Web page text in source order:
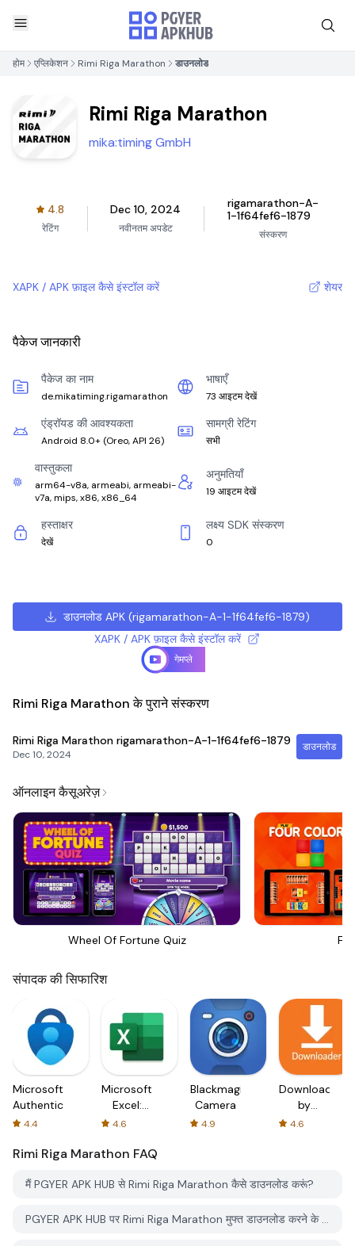
होम एप्लिकेशन Rimi Riga Marathon डाउनलोड
Rimi Riga Marathon
mika:timing GmbH
4.8
रेटिंग
Dec 10, 2024
नवीनतम अपडेट
rigamarathon-A-
1-1f64fef6-1879
संस्करण
XAPK / APK फ़ाइल कैसे इंस्टॉल करें शेयर
पैकेज जानकारी
पैकेज का नाम
de.mikatiming.rigamarathon
भाषाएँ
73 आइटम देखें
एंड्रॉयड की आवश्यकता
Android 8.0+ (Oreo, API 26)
सामग्री रेटिंग
सभी
वास्तुकला
arm64-v8a, armeabi, armeabi-
v7a, mips, x86, x86_64
अनुमतियाँ
19 आइटम देखें
हस्ताक्षर
देखें
लक्ष्य SDK संस्करण
0
डाउनलोड APK (rigamarathon-A-1-1f64fef6-1879)
XAPK / APK फ़ाइल कैसे इंस्टॉल करें
गेमप्ले
Rimi Riga Marathon के पुराने संस्करण
Rimi Riga Marathon rigamarathon-A-1-1f64fef6-1879
Dec 10, 2024
डाउनलोड
ऑनलाइन कैसूअरेज़
Wheel Of Fortune Quiz
संपादक की सिफारिश
Microsoft
Authenticator
4.4
Microsoft
Excel:
Spreadsheets
4.6
Blackmagic
Camera
4.9
Downloader
by
AFTVnews
4.6
Rimi Riga Marathon FAQ
मैं PGYER APK HUB से Rimi Riga Marathon कैसे डाउनलोड करूं?
PGYER APK HUB पर Rimi Riga Marathon मुफ्त डाउनलोड करने के लिए है?